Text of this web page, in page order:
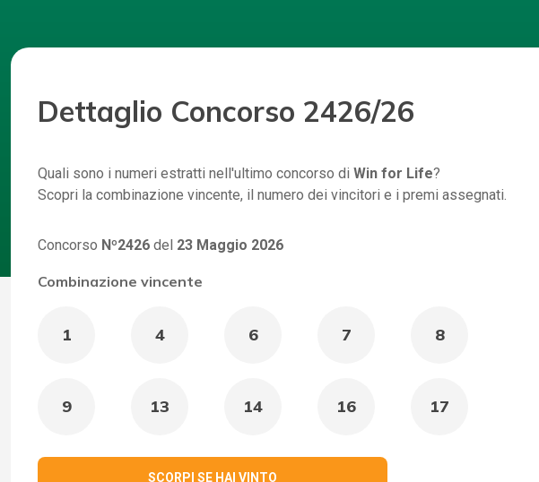
Dettaglio Concorso 2426/26
Quali sono i numeri estratti nell'ultimo concorso di Win for Life?
Scopri la combinazione vincente, il numero dei vincitori e i premi assegnati.
Concorso Nº2426 del 23 Maggio 2026
Combinazione vincente
1 4 6 7 8
9 13 14 16 17
SCORPI SE HAI VINTO